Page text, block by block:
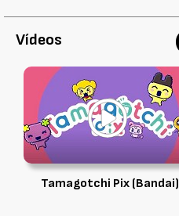
Vídeos
Tamagotchi Pix (Bandai)